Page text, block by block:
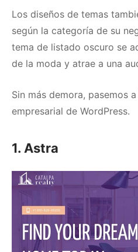
Los diseños de temas
según la categoría de su
tema de listado oscuro se
de la moda y atrae a una
Sin más demora, pasemos
empresarial de WordPress.
1. Astra